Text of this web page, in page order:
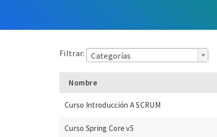
Filtrar: Categorías
Nombre
Curso Introducción A SCRUM
Curso Spring Core v5